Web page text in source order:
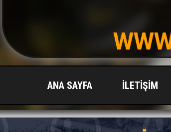
ANA SAYFA İLETİŞİM